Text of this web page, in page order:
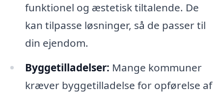
funktionel og æstetisk tiltalende. De
kan tilpasse løsninger, så de passer til
din ejendom.
Byggetilladelser: Mange kommuner
kræver byggetilladelse for opførelse af